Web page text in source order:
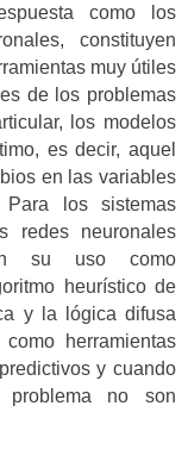
como los
constituyen
muy útiles
de los problemas
los modelos
es decir, aquel
en las variables
los sistemas
redes neuronales
su uso como
heurístico de
y la lógica difusa
herramientas
y cuando
problema no son